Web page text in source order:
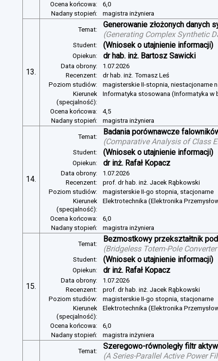
Ocena końcowa:
6,0
Nadany stopień:
magistra inżyniera
13.
Temat:
Generowanie złożonych danych
(Generating Complex Synthetic
Student: (Wniosek o utajnienie informacji)
Opiekun: dr hab. inż. Bartosz Sawicki
Data obrony:
1.07.2026
Recenzent:
dr hab. inż. Tomasz Leś
Poziom studiów:
magisterskie II-stopnia, niestacjonarne
Kierunek
(specjalność):
Informatyka stosowana (Informatyka w
Ocena końcowa:
4,5
Nadany stopień:
magistra inżyniera
14.
Temat:
Badania porównawcze
(Comparative Analysis of Class
Student: (Wniosek o utajnienie informacji)
Opiekun: dr inż. Rafał Kopacz
Data obrony:
1.07.2026
Recenzent:
prof. dr hab. inż. Jacek Rąbkowski
Poziom studiów:
magisterskie II-go stopnia, stacjonarne
Kierunek
(specjalność):
Elektrotechnika (Elektronika
Ocena końcowa:
6,0
Nadany stopień:
magistra inżyniera
15.
Temat:
Bezmostkowy przekształtnik
(Bridgeless Totem-Pole
Student: (Wniosek o utajnienie informacji)
Opiekun: dr inż. Rafał Kopacz
Data obrony:
1.07.2026
Recenzent:
prof. dr hab. inż. Jacek Rąbkowski
Poziom studiów:
magisterskie II-go stopnia, stacjonarne
Kierunek
(specjalność):
Elektrotechnika (Elektronika
Ocena końcowa:
6,0
Nadany stopień:
magistra inżyniera
Temat:
Szeregowo-równoległy filtr
(A Series-Parallel Active Power